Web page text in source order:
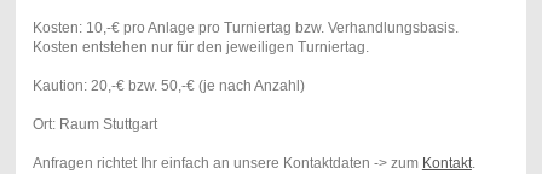
Kosten: 10,-€ pro Anlage pro Turniertag bzw. Verhandlungsbasis.
Kosten entstehen nur für den jeweiligen Turniertag.
Kaution: 20,-€ bzw. 50,-€ (je nach Anzahl)
Ort: Raum Stuttgart
Anfragen richtet Ihr einfach an unsere Kontaktdaten -> zum Kontakt.